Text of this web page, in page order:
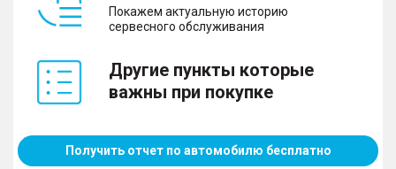
Покажем актуальную историю
сервесного обслуживания
Другие пункты которые
важны при покупке
Получить отчет по автомобилю бесплатно